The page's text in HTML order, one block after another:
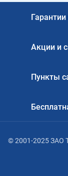
Акции и
Пункты
© 2001-2025